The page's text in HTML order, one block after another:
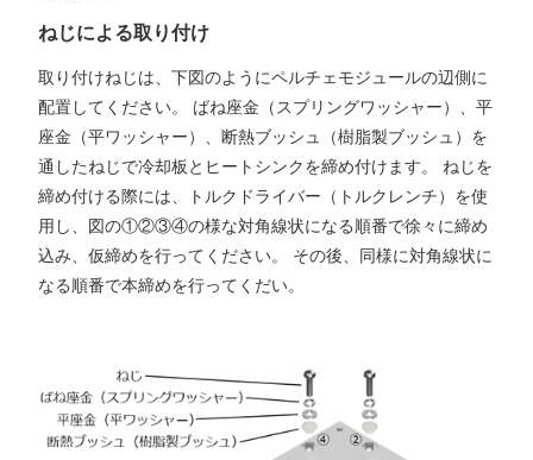
ねじによる取り付け
取り付けねじは、下図のようにペルチェモジュールの辺側に
配置してください。 ばね座金（スプリングワッシャー）、平
座金（平ワッシャー）、断熱ブッシュ（樹脂製ブッシュ）を
通したねじで冷却板とヒートシンクを締め付けます。 ねじを
締め付ける際には、トルクドライバー（トルクレンチ）を使
用し、図の①②③④の様な対角線状になる順番で徐々に締め
込み、仮締めを行ってください。 その後、同様に対角線状に
なる順番で本締めを行ってくだい。